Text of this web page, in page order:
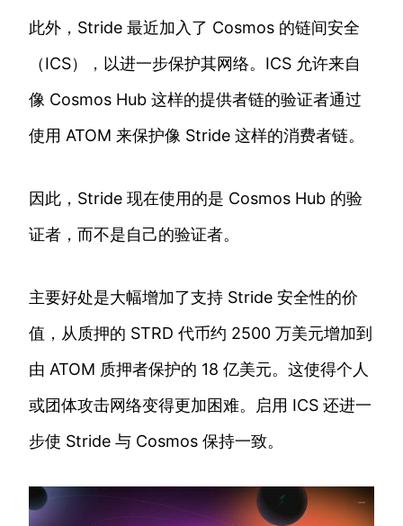
此外，Stride 最近加入了 Cosmos 的链间安全
（ICS），以进一步保护其网络。ICS 允许来自
像 Cosmos Hub 这样的提供者链的验证者通过
使用 ATOM 来保护像 Stride 这样的消费者链。
因此，Stride 现在使用的是 Cosmos Hub 的验
证者，而不是自己的验证者。
主要好处是大幅增加了支持 Stride 安全性的价
值，从质押的 STRD 代币约 2500 万美元增加到
由 ATOM 质押者保护的 18 亿美元。这使得个人
或团体攻击网络变得更加困难。启用 ICS 还进一
步使 Stride 与 Cosmos 保持一致。